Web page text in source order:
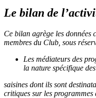
Le bilan de
Ce bilan agrège les données
membres du Club, sous
Les médiateurs des
la nature spécifique
saisines dont ils sont
critiques sur les programmes